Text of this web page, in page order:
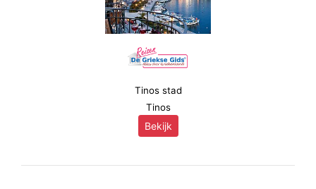
Tinos stad
Tinos
Bekijk